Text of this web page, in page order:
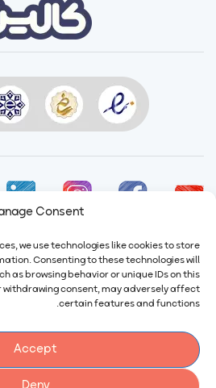
Consent
we use technologies like cookies to store
Consenting to these technologies will
as browsing behavior or unique IDs on this
withdrawing consent, may adversely affect
certain features and functions.
Accept
ایمیل:info@calindairy.com
شماره تماس:۶۷۱۵۲ (۰۲۱)
شماره فکس:۶۵۴۳۹۴۸۷ (۰۲۱)
آدرس: ایران، تهران، شهریار، شهرک
نبش سوم غربی، شماره ۲۱۶